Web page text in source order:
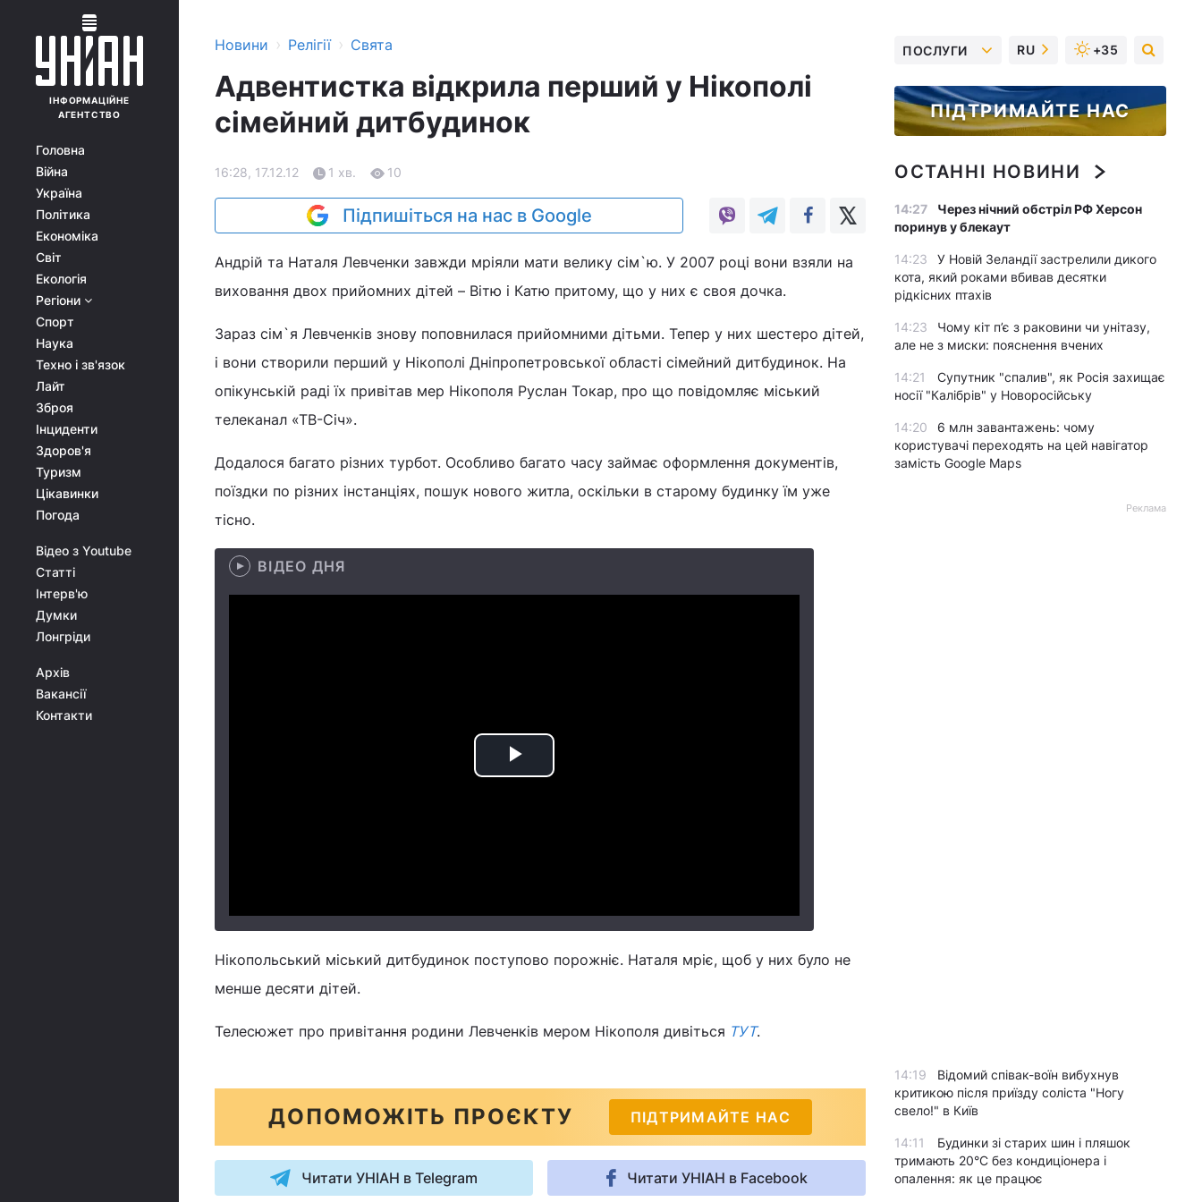
ІНФОРМАЦІЙНЕ
АГЕНТСТВО
Головна
Війна
Україна
Політика
Економіка
Світ
Екологія
Регіони
Спорт
Наука
Техно і зв'язок
Лайт
Зброя
Інциденти
Здоров'я
Туризм
Цікавинки
Погода
Відео з Youtube
Статті
Інтерв'ю
Думки
Лонгріди
Архів
Вакансії
Контакти
Новини › Релігії › Свята
Адвентистка відкрила перший у Нікополі
сімейний дитбудинок
16:28, 17.12.12 1 хв. 10
Підпишіться на нас в Google
Андрій та Наталя Левченки завжди мріяли мати велику сім`ю. У 2007 році вони взяли на
виховання двох прийомних дітей – Вітю і Катю притому, що у них є своя дочка.
Зараз сім`я Левченків знову поповнилася прийомними дітьми. Тепер у них шестеро дітей,
і вони створили перший у Нікополі Дніпропетровської області сімейний дитбудинок. На
опікунській раді їх привітав мер Нікополя Руслан Токар, про що повідомляє міський
телеканал «ТВ-Січ».
Додалося багато різних турбот. Особливо багато часу займає оформлення документів,
поїздки по різних інстанціях, пошук нового житла, оскільки в старому будинку їм уже
тісно.
ВІДЕО ДНЯ
Play
Нікопольський міський дитбудинок поступово порожніє. Наталя мріє, щоб у них було не
менше десяти дітей.
Телесюжет про привітання родини Левченків мером Нікополя дивіться ТУТ.
ДОПОМОЖІТЬ ПРОЄКТУ ПІДТРИМАЙТЕ НАС
Читати УНІАН в Telegram Читати УНІАН в Facebook
ПОСЛУГИ RU +35
ПІДТРИМАЙТЕ НАС
ОСТАННІ НОВИНИ
14:27
Через нічний обстріл РФ Херсон
поринув у блекаут
14:23
У Новій Зеландії застрелили дикого
кота, який роками вбивав десятки
рідкісних птахів
14:23
Чому кіт п’є з раковини чи унітазу,
але не з миски: пояснення вчених
14:21
Супутник "спалив", як Росія захищає
носії "Калібрів" у Новоросійську
14:20
6 млн завантажень: чому
користувачі переходять на цей навігатор
замість Google Maps
Реклама
14:19
Відомий співак-воїн вибухнув
критикою після приїзду соліста "Ногу
свело!" в Київ
14:11
Будинки зі старих шин і пляшок
тримають 20°C без кондиціонера і
опалення: як це працює